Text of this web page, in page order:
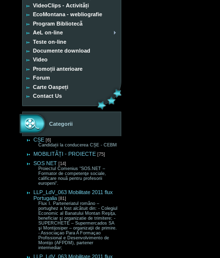
VideoClips - Activități
EcoMontana - webliografie
Program Bibliotecă
AeL on-line
Teste on-line
Documente download
Video
Promoții anterioare
Forum
Carte Oaspeți
Contact Us
Categorii
CȘE [6]
Candidații la conducerea CȘE - CEBM
MOBILITĂȚI - PROIECTE [75]
SOS NET [14]
Proiectul Comenius “SOS.NET –
Formator de competenţe sociale,
calificare nouă pentru profesorii
europeni“.
LLP_LdV_063 Mobilitate 2011 flux
Portugalia [81]
Flux I. Parteneriatul româno –
portughez a fost alcătuit din: - Colegiul
Economic al Banatului Montan Reşiţa,
beneficiar şi organizatie de trimitere; -
SUPERCHETE – Supermercados SA
şi Montijosiper – organizaţii de primire.
- Associaçao Para A Formaçao
Profissional e Desenvolvimento de
Montijo (AFPDM), partener
intermediar;
LLP_LdV_063 Mobilitate 2011 flux